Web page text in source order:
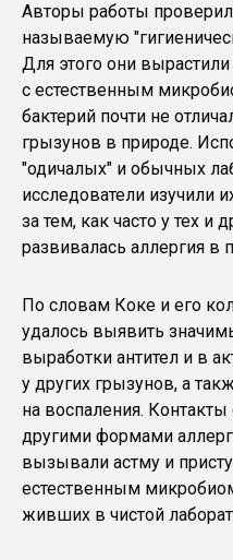
Авторы работы
называемую
Для этого они
с естественным
бактерий почти не
грызунов в природе.
"одичалых" и обычных
исследователи изучили
за тем, как часто у тех и
развивалась аллергия в
По словам Коке и его
удалось выявить
выработки антител и в
у других грызунов, а
на воспаления.
другими формами
вызывали астму и
естественным
живших в чистой